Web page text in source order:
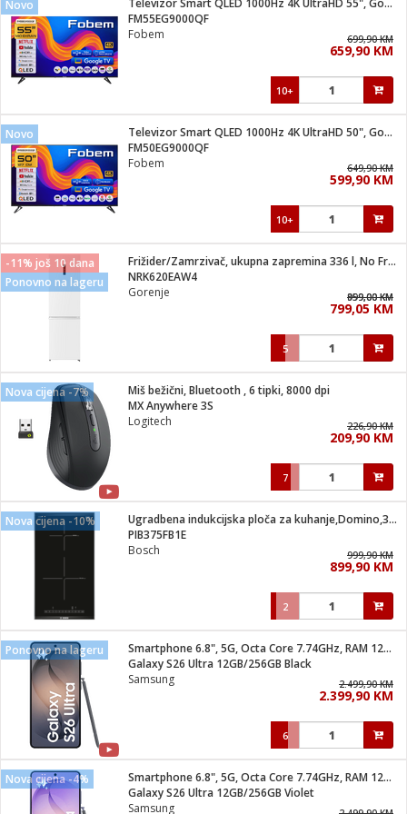
pribor
pribor
Vitrine
Sušilica
/ Zdravlje
za kosu
brijanje
pribor
tuš
i kutije
osigurači
gorivo
Novo
Televizor Smart QLED 1000Hz 4K UltraHD 55", Google TV
FM55EG9000QF
Fobem
699,90 KM
659,90 KM
10+
Novo
Televizor Smart QLED 1000Hz 4K UltraHD 50", Google TV
FM50EG9000QF
Fobem
649,90 KM
599,90 KM
10+
-11% još 10 dana
Ponovno na lageru
Frižider/Zamrzivač, ukupna zapremina 336 l, No Frost Plus, E
NRK620EAW4
Gorenje
959,00 KM
899,00 KM
799,05 KM
5
Nova cijena -7%
Miš bežični, Bluetooth , 6 tipki, 8000 dpi
MX Anywhere 3S
Logitech
226,90 KM
209,90 KM
7
Nova cijena -10%
Ugradbena indukcijska ploča za kuhanje,Domino,3700W,Serie 6
PIB375FB1E
Bosch
999,90 KM
899,90 KM
2
Ponovno na lageru
Smartphone 6.8", 5G, Octa Core 7.74GHz, RAM 12GB, 200Mpixel
Galaxy S26 Ultra 12GB/256GB Black
Samsung
2.499,90 KM
2.399,90 KM
6
Nova cijena -4%
Smartphone 6.8", 5G, Octa Core 7.74GHz, RAM 12GB, 200Mpixel
Galaxy S26 Ultra 12GB/256GB Violet
Samsung